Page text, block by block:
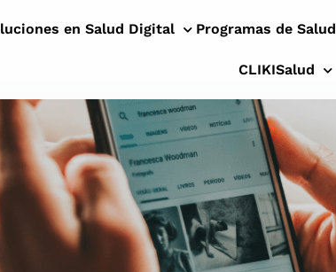
en Salud Digital Programas de Salud
CLIKISalud